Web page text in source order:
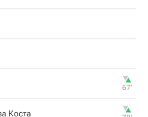
67‎’‎
Коста